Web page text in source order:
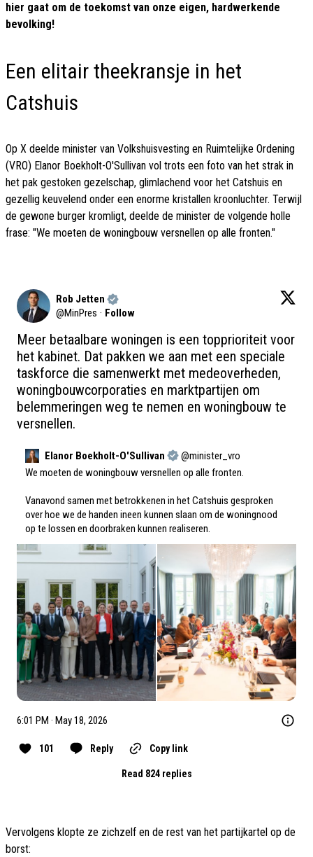
hier gaat om de toekomst van onze eigen, hardwerkende
bevolking!
Een elitair theekransje in het
Catshuis
Op X deelde minister van Volkshuisvesting en Ruimtelijke Ordening
(VRO) Elanor Boekholt-O'Sullivan vol trots een foto van het strak in
het pak gestoken gezelschap, glimlachend voor het Catshuis en
gezellig keuvelend onder een enorme kristallen kroonluchter. Terwijl
de gewone burger kromligt, deelde de minister de volgende holle
frase: "We moeten de woningbouw versnellen op alle fronten."
Rob Jetten
@MinPres · Follow
Meer betaalbare woningen is een topprioriteit voor
het kabinet. Dat pakken we aan met een speciale
taskforce die samenwerkt met medeoverheden,
woningbouwcorporaties en marktpartijen om
belemmeringen weg te nemen en woningbouw te
versnellen.
Elanor Boekholt-O'Sullivan @minister_vro
We moeten de woningbouw versnellen op alle fronten.
Vanavond samen met betrokkenen in het Catshuis gesproken
over hoe we de handen ineen kunnen slaan om de woningnood
op te lossen en doorbraken kunnen realiseren.
6:01 PM · May 18, 2026
101 Reply Copy link
Read 824 replies
Vervolgens klopte ze zichzelf en de rest van het partijkartel op de
borst: